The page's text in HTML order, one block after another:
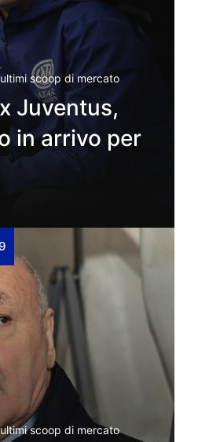
scoop di mercato
Juventus,
in arrivo per
scoop di mercato